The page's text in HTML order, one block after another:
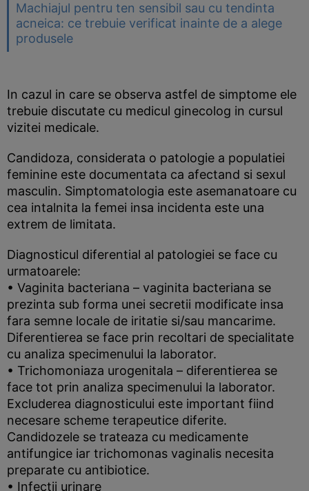
Machiajul pentru ten sensibil sau cu tendinta
acneica: ce trebuie verificat inainte de a alege
produsele
In cazul in care se observa astfel de simptome ele
trebuie discutate cu medicul ginecolog in cursul
vizitei medicale.
Candidoza, considerata o patologie a populatiei
feminine este documentata ca afectand si sexul
masculin. Simptomatologia este asemanatoare cu
cea intalnita la femei insa incidenta este una
extrem de limitata.
Diagnosticul diferential al patologiei se face cu
urmatoarele:
• Vaginita bacteriana – vaginita bacteriana se
prezinta sub forma unei secretii modificate insa
fara semne locale de iritatie si/sau mancarime.
Diferentierea se face prin recoltari de specialitate
cu analiza specimenului la laborator.
• Trichomoniaza urogenitala – diferentierea se
face tot prin analiza specimenului la laborator.
Excluderea diagnosticului este important fiind
necesare scheme terapeutice diferite.
Candidozele se trateaza cu medicamente
antifungice iar trichomonas vaginalis necesita
preparate cu antibiotice.
• Infectii urinare